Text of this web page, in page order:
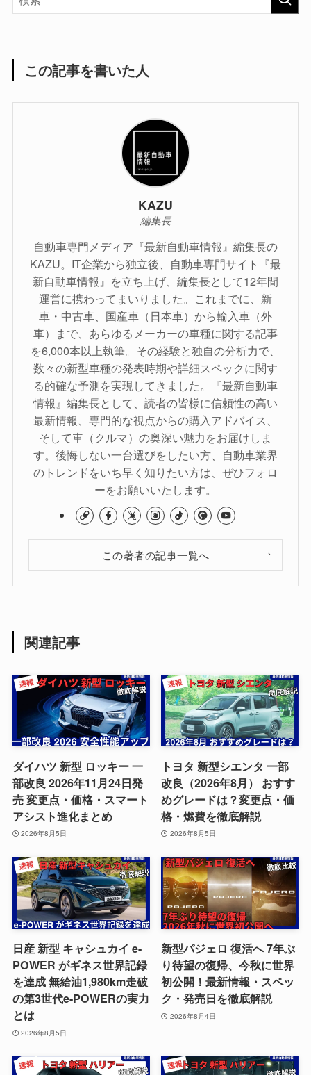
この記事を書いた人
KAZU
編集長
自動車専門メディア『最新自動車情報』編集長の
KAZU。IT企業から独立後、自動車専門サイト『最
新自動車情報』を立ち上げ、編集長として12年間
運営に携わってまいりました。これまでに、新
車・中古車、国産車（日本車）から輸入車（外
車）まで、あらゆるメーカーの車種に関する記事
を6,000本以上執筆。その経験と独自の分析力で、
数々の新型車種の発表時期や詳細スペックに関す
る的確な予測を実現してきました。『最新自動車
情報』編集長として、読者の皆様に信頼性の高い
最新情報、専門的な視点からの購入アドバイス、
そして車（クルマ）の奥深い魅力をお届けしま
す。後悔しない一台選びをしたい方、自動車業界
のトレンドをいち早く知りたい方は、ぜひフォロ
ーをお願いいたします。
この著者の記事一覧へ
関連記事
ダイハツ 新型 ロッキー 一
部改良 2026年11月24日発
売 変更点・価格・スマート
アシスト進化まとめ
2026年8月5日
トヨタ 新型シエンタ 一部
改良（2026年8月） おすす
めグレードは？変更点・価
格・燃費を徹底解説
2026年8月5日
日産 新型 キャシュカイ e-
POWER がギネス世界記録
を達成 無給油1,980km走破
の第3世代e-POWERの実力
とは
2026年8月5日
新型パジェロ 復活へ 7年ぶ
り待望の復帰、今秋に世界
初公開！最新情報・スペッ
ク・発売日を徹底解説
2026年8月4日